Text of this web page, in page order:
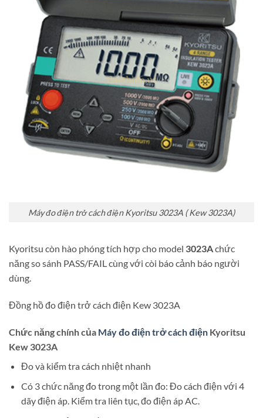
Máy đo điện trở cách điện Kyoritsu 3023A ( Kew 3023A)
Kyoritsu còn hào phóng tích hợp cho model 3023Achức
năng so sánh PASS/FAIL cùng với còi báo cảnh báo người
dùng.
Đồng hồ đo điện trở cách điện Kew 3023A
Chức năng chính của Máy đo điện trở cách điện Kyoritsu
Kew 3023A
Đo và kiểm tra cách nhiệt nhanh
Có 3 chức năng đo trong một lần đo: Đo cách điện với 4
dãy điện áp. Kiểm tra liên tục, đo điện áp AC.